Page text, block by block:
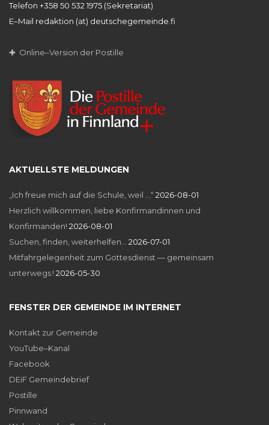
Telefon +358 50 532 1975 (Sekretariat)
E–Mail redaktion (at) deutschegemeinde.fi
✚ Online–Version der Postille
AKTUELLSTE MELDUNGEN
„Ich freue mich auf die Schule, weil …“ 2026-08-01
Herzlich willkommen, liebe Konfirmandinnen und
Konfirmanden! 2026-08-01
Suchen, finden, weiterhelfen…
2026-07-01
Mitfahrgelegenheit zum Gottesdienst — gemeinsam
unterwegs ! 2026-05-30
FENSTER DER GEMEINDE IM INTERNET
Kontakt zur Gemeinde
YouTube–Kanal
Facebook
DEiF Gemeindebrief
Postille
Pinnwand